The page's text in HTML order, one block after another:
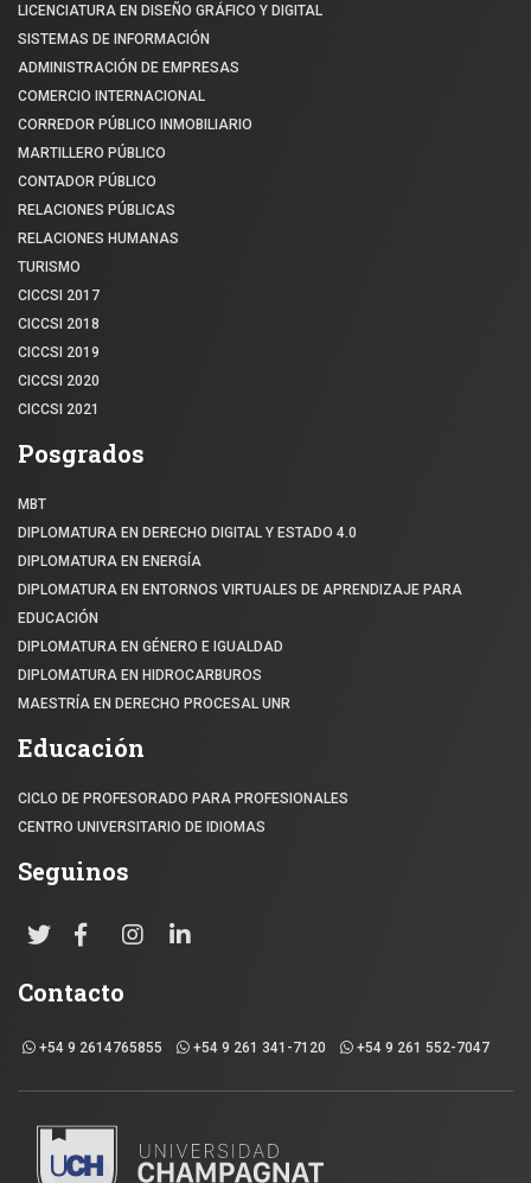
LICENCIATURA EN DISEÑO GRÁFICO Y DIGITAL
SISTEMAS DE INFORMACIÓN
ADMINISTRACIÓN DE EMPRESAS
COMERCIO INTERNACIONAL
CORREDOR PÚBLICO INMOBILIARIO
MARTILLERO PÚBLICO
CONTADOR PÚBLICO
RELACIONES PÚBLICAS
RELACIONES HUMANAS
TURISMO
CICCSI 2017
CICCSI 2018
CICCSI 2019
CICCSI 2020
CICCSI 2021
Posgrados
MBT
DIPLOMATURA EN DERECHO DIGITAL Y ESTADO 4.0
DIPLOMATURA EN ENERGÍA
DIPLOMATURA EN ENTORNOS VIRTUALES DE APRENDIZAJE PARA
EDUCACIÓN
DIPLOMATURA EN GÉNERO E IGUALDAD
DIPLOMATURA EN HIDROCARBUROS
MAESTRÍA EN DERECHO PROCESAL UNR
Educación
CICLO DE PROFESORADO PARA PROFESIONALES
CENTRO UNIVERSITARIO DE IDIOMAS
Seguinos
Contacto
+54 9 2614765855 +54 9 261 341-7120 +54 9 261 552-7047